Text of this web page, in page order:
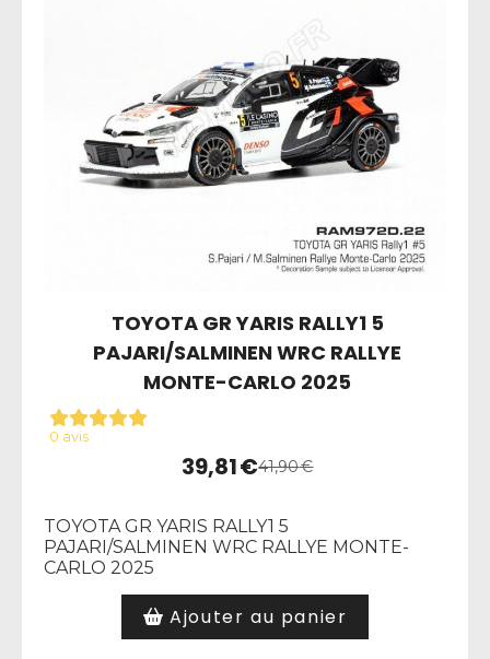
TOYOTA GR YARIS RALLY1 5
PAJARI/SALMINEN WRC RALLYE
MONTE-CARLO 2025
0 avis
39,81€41,90€
TOYOTA GR YARIS RALLY1 5
PAJARI/SALMINEN WRC RALLYE MONTE-
CARLO 2025
Ajouter au panier